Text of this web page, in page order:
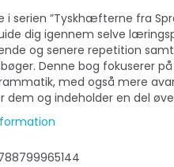
i serien ”Tyskhæfterne fra
dig igennem selve
og senere repetition
Denne bog fokuserer
med også mere
dem og indeholder en del